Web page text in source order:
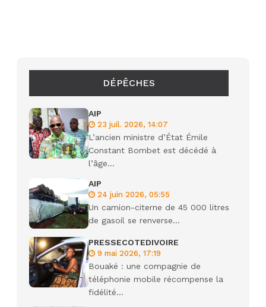
DÉPÊCHES
AIP
23 juil. 2026, 14:07
L’ancien ministre d’État Émile
Constant Bombet est décédé à
l’âge...
AIP
24 juin 2026, 05:55
Un camion-citerne de 45 000 litres
de gasoil se renverse...
PRESSECOTEDIVOIRE
9 mai 2026, 17:19
Bouaké : une compagnie de
téléphonie mobile récompense la
fidélité...